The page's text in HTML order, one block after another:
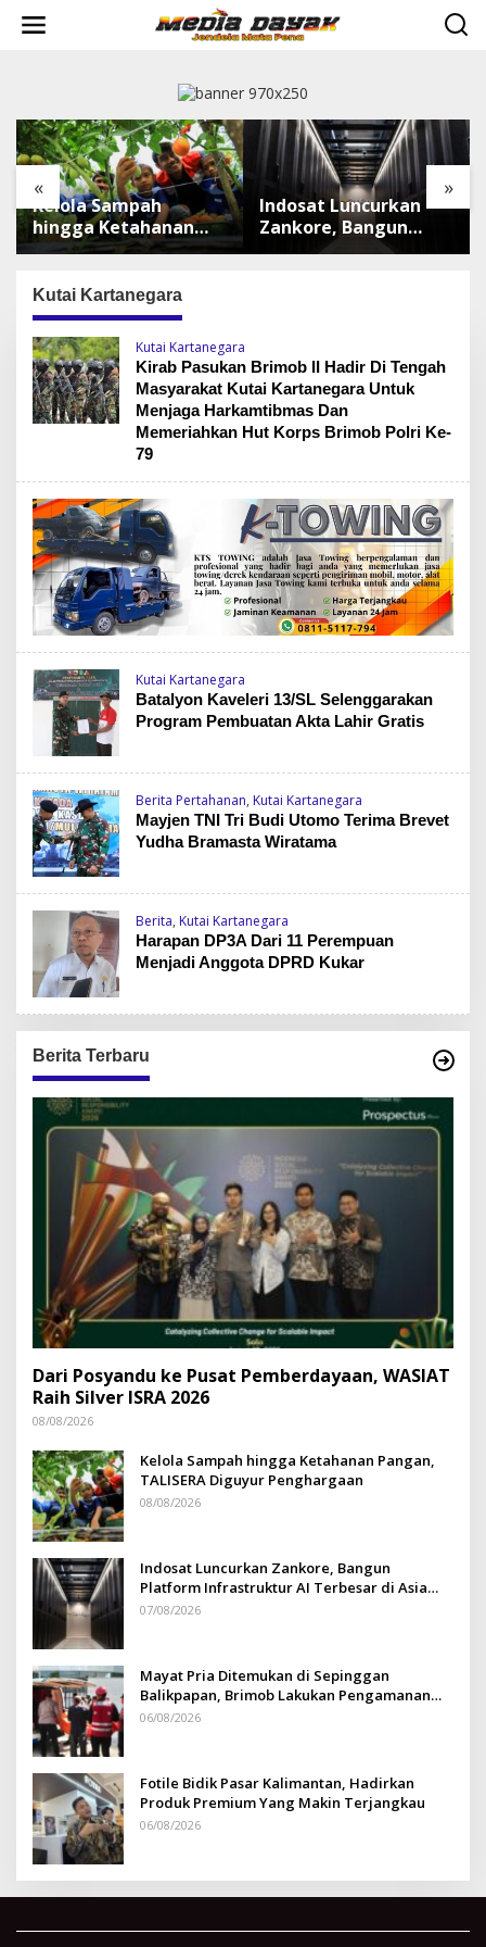
« »
Kelola Sampah
hingga Ketahanan
Pangan, TALISERA
Indosat Luncurkan
Zankore, Bangun
Platform
Kutai Kartanegara
Kutai Kartanegara
Kirab Pasukan Brimob II Hadir Di Tengah
Masyarakat Kutai Kartanegara Untuk
Menjaga Harkamtibmas Dan
Memeriahkan Hut Korps Brimob Polri Ke-
79
Kutai Kartanegara
Batalyon Kaveleri 13/SL Selenggarakan
Program Pembuatan Akta Lahir Gratis
Berita Pertahanan, Kutai Kartanegara
Mayjen TNI Tri Budi Utomo Terima Brevet
Yudha Bramasta Wiratama
Berita, Kutai Kartanegara
Harapan DP3A Dari 11 Perempuan
Menjadi Anggota DPRD Kukar
Berita Terbaru
Dari Posyandu ke Pusat Pemberdayaan, WASIAT
Raih Silver ISRA 2026
08/08/2026
Kelola Sampah hingga Ketahanan Pangan,
TALISERA Diguyur Penghargaan
08/08/2026
Indosat Luncurkan Zankore, Bangun
Platform Infrastruktur AI Terbesar di Asia
Tenggara
07/08/2026
Mayat Pria Ditemukan di Sepinggan
Balikpapan, Brimob Lakukan Pengamanan
TKP
06/08/2026
Fotile Bidik Pasar Kalimantan, Hadirkan
Produk Premium Yang Makin Terjangkau
06/08/2026